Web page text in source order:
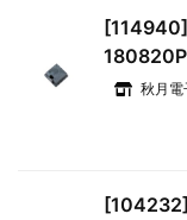
秋月電